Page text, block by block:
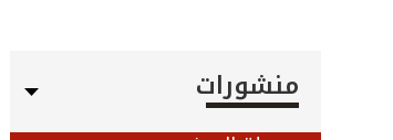
منشورات